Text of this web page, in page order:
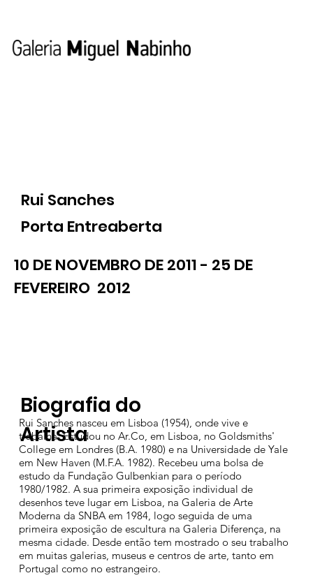
Rui Sanches
Porta Entreaberta
10 DE NOVEMBRO DE 2011 - 25 DE
FEVEREIRO 2012
Rui Sanches nasceu em Lisboa (1954), onde vive e
trabalha. Estudou no Ar.Co, em Lisboa, no Goldsmiths'
College em Londres (B.A. 1980) e na Universidade de Yale
em New Haven (M.F.A. 1982). Recebeu uma bolsa de
estudo da Fundação Gulbenkian para o período
1980/1982. A sua primeira exposição individual de
desenhos teve lugar em Lisboa, na Galeria de Arte
Moderna da SNBA em 1984, logo seguida de uma
primeira exposição de escultura na Galeria Diferença, na
mesma cidade. Desde então tem mostrado o seu trabalho
em muitas galerias, museus e centros de arte, tanto em
Portugal como no estrangeiro.
Biografia do
Artista